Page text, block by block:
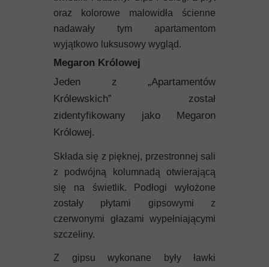
oraz kolorowe malowidła ścienne
nadawały tym apartamentom
wyjątkowo luksusowy wygląd.
Megaron Królowej
Jeden z „Apartamentów
Królewskich” został
zidentyfikowany jako Megaron
Królowej.
Składa się z pięknej, przestronnej sali
z podwójną kolumnadą otwierającą
się na świetlik. Podłogi wyłożone
zostały płytami gipsowymi z
czerwonymi głazami wypełniającymi
szczeliny.
Z gipsu wykonane były ławki